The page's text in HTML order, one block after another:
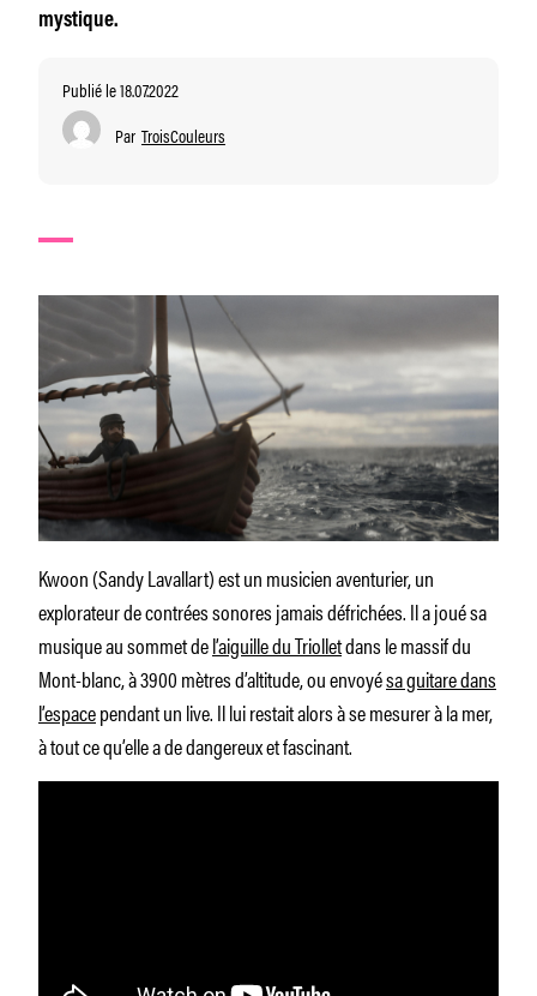
mystique.
Publié le 18.07.2022
Par TroisCouleurs
Kwoon (Sandy Lavallart) est un musicien aventurier, un
explorateur de contrées sonores jamais défrichées. Il a joué sa
musique au sommet del’aiguille du Triolletdans le massif du
Mont-blanc, à 3900 mètres d’altitude, ou envoyésa guitare dans
l’espacependant un live. Il lui restait alors à se mesurer à la mer,
à tout ce qu’elle a de dangereux et fascinant.